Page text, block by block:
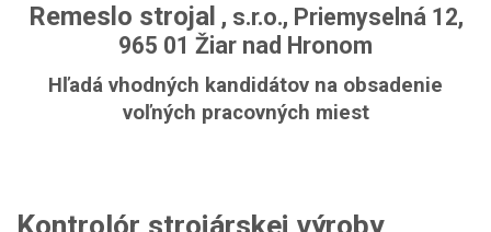
Remeslo strojal , s.r.o., Priemyselná 12,
965 01 Žiar nad Hronom
Hľadá vhodných kandidátov na obsadenie
voľných pracovných miest